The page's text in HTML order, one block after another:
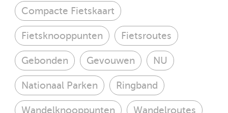
Compacte Fietskaart
Fietsknooppunten Fietsroutes
Gebonden Gevouwen NU
Nationaal Parken Ringband
Wandelknooppunten Wandelroutes